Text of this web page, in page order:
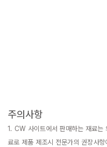
주의사항
1. CW 사이트에서 판매하는 재료는
료로 제품 제조시 전문가의 권장사